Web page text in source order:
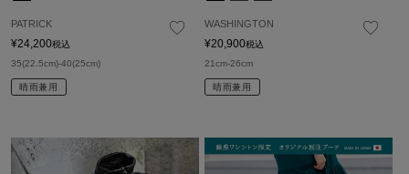
PATRICK
¥24,200税込
35(22.5cm)-40(25cm)
晴雨兼用
WASHINGTON
¥20,900税込
21cm-26cm
晴雨兼用